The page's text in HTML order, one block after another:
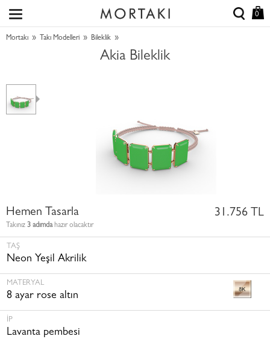
0
Mortakı » Takı Modelleri » Bileklik »
Akia Bileklik
Hemen Tasarla
Takınız 3 adımdahazır olacaktır
31.756 TL
TAŞ
Neon Yeşil Akrilik
MATERYAL
8 ayar rose altın
İP
Lavanta pembesi